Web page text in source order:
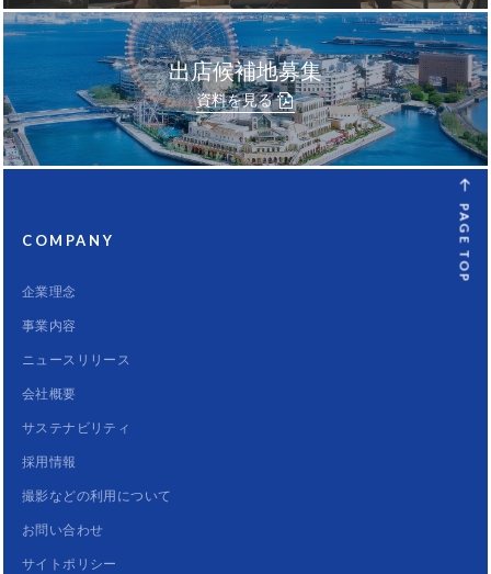
出店候補地募集
資料を見る
PAGE TOP
COMPANY
企業理念
事業内容
ニュースリリース
会社概要
サステナビリティ
採用情報
撮影などの利用について
お問い合わせ
サイトポリシー